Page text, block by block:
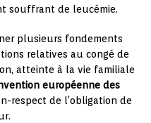
souffrant de leucémie.
plusieurs fondements
relatives au congé de
atteinte à la vie familiale
européenne des
respect de l’obligation de